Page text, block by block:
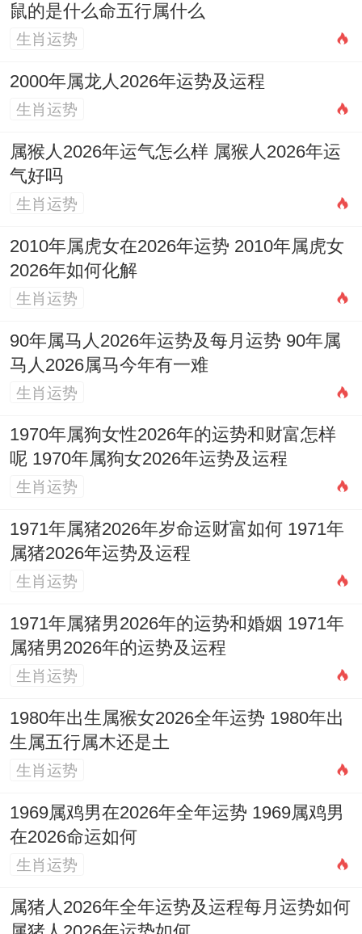
回顾2016年3月其黄道吉日的分布同2026年
合有区别而有区别？!2016年3月6日（农历
正月廿八）为丙寅日，值神为金匮,宜祭祀，
祈福、求嗣;而3月18日（农历二月初十）为
戊寅日，值神为天德、宜开市，交易、立
券！每年吉神轮值，方位变换，正是择吉需
要年年细查的原因所在！
家居风水与择吉的关联
空间风水因素;才能达到真正的天人合一！
2026年太岁方位在正南,三煞位在正东,因此
除了选择吉日，还要避开在这些方位施工。
天德，月德等吉星飞临的方位（每年有区
别）则适宜是重要活动的重要朝向，譬如开
业典礼的主席台设置，婚礼的仪式方位等，
家中神位，财位的安置最佳选择天德合、月
德合等吉神值日的日子，并配合当天的财神
方位（如2026年3月16日财神在正北）进行
布置,才能更好地汇聚旺气？!
民俗禁忌同注意事项
就在择吉传统习俗部分特别指定的民俗禁忌
需要特别注意，避免冒犯传统规矩！订婚、
结婚等喜庆事宜忌选单日，尤忌「杨公忌
日」同「三娘煞日」，民间认为这些日子带
有煞气;不利于婚姻与谐。
孕妇忌参与丧葬仪式,也忌观看动土、修建等
鼠的是什么命五行属什么
生肖运势
2000年属龙人2026年运势及运程
生肖运势
属猴人2026年运气怎么样 属猴人2026年运
气好吗
生肖运势
2010年属虎女在2026年运势 2010年属虎女
2026年如何化解
生肖运势
90年属马人2026年运势及每月运势 90年属
马人2026属马今年有一难
生肖运势
1970年属狗女性2026年的运势和财富怎样
呢 1970年属狗女2026年运势及运程
生肖运势
1971年属猪2026年岁命运财富如何 1971年
属猪2026年运势及运程
生肖运势
1971年属猪男2026年的运势和婚姻 1971年
属猪男2026年的运势及运程
生肖运势
1980年出生属猴女2026全年运势 1980年出
生属五行属木还是土
生肖运势
1969属鸡男在2026年全年运势 1969属鸡男
在2026命运如何
生肖运势
属猪人2026年全年运势及运程每月运势如何